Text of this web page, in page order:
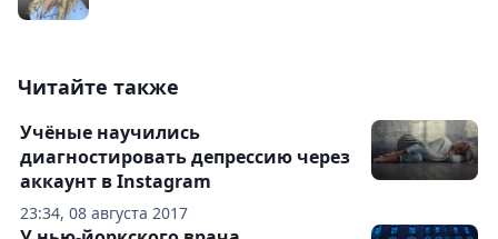
Читайте также
23:34, 08 августа 2017
Учёные научились
диагностировать депрессию через
аккаунт в Instagram